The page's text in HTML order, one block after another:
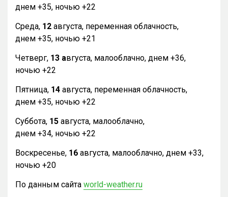
днем +35, ночью +22
Среда, 12 августа, переменная облачность,
днем +35, ночью +21
Четверг, 13 августа, малооблачно, днем +36,
ночью +22
Пятница, 14 августа, переменная облачность,
днем +35, ночью +22
Суббота, 15 августа, малооблачно,
днем +34, ночью +22
Воскресенье, 16 августа, малооблачно, днем +33,
ночью +20
По данным сайта world-weather.ru